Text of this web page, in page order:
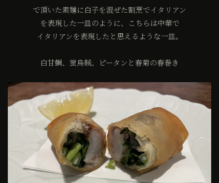
で頂いた素麺に白子を混ぜた割烹でイタリアン
を表現した一皿のように、こちらは中華で
イタリアンを表現したと思えるような一皿。
白甘鯛、蛍烏賊、ピータンと春菊の春巻き